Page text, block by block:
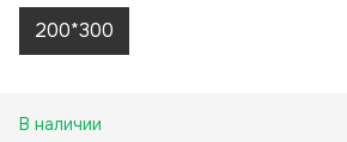
200*300
В наличии